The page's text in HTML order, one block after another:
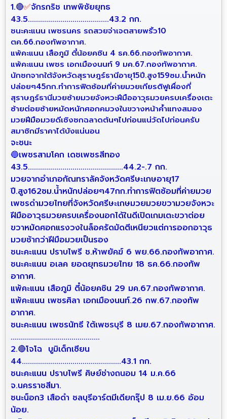
1.🔴✅จักรกริช เทพพิชัยยุทธ
43.5........................................43.2 กก.
ชนะคะแนน เพชรนคร รถสวยจ่าเจตสายพริ้ว10
ตค.66.กองทัพอากาศ.
แพ้คะแนน เสือภูมิ ตี๋น้อยคชิน 4 ธค.66.กองทัพอากาศ.
แพ้คะแนน เพชร เอกเมืองนนท์ 9 มค.67.กองทัพอากาศ.
นักชกจากใต้จังหวัดสุราษฎร์ธานีอายุ15ปี.สูง159ซม.น้ำหนัก
ปล่อยๆ45กก.ทำการฟิตซ้อมที่ค่ายมวยเกียรติฟูเผื่องที่
สุราษฎร์ธานีมวยซ้ายมวยจังหวะฝีมืออาวุธมวยครบเครื่องเตะ
ซ้ายต่อยซ้ายหมัดหนักศอกคมวงในขวางหน้าค้ำแทงสมอง
มวยฝีมือมวยดีเชิงชกฉลาดต้นๆไปก่อนแน่วัดไปก่อนครับ
สมาชิกมีราคาได้บังแน่นอน
จะชนะ
🔵เพชรสามโคก เดชเพชรสีทอง
43.5...............................................44.2-.7 กก.
มวยจากอำเภอกัณทราลัคจังหวัดศรีษะเกษอายุ17
ปี.สูง162ซม.น้ำหนักปล่อยๆ47กก.ทำการฟิตซ้อมที่ค่ายมวย
เพชรดำมวยไทยที่จังหวัดศรีษะเกษมวยมวยขวามวยจังหวะ
ฝีมืออาวุธมวยครบเครื่องนอกได้ในดีเปิดเกมเตะขวาต่อย
ขวาหมัดศอกแรงวงในล็อครัดมัดตีเหนียวแต่การออกอาวุธ
มวยช้ากว่าฝีมือมวยเป็นรอง
ชนะคะแนน ปราบไพรี ช.ห้าพยัคฆ์ 6 พย.66.กองทัพอากาศ.
ชนะคะแนน อเลค ยอดยุทธมวยไทย 18 ธค.66.กองทัพ
อากาศ.
แพ้คะแนน เสือภูมิ ตี๋น้อยคชิน 29 มค.67.กองทัพอากาศ.
แพ้คะแนน เพชรศิลา เอกเมืองนนท์.26 กพ.67.กองทัพ
อากาศ.
ชนะคะแนน เพชรนัทธี ใต้เพชรบุรี 8 เมย.67.กองทัพอากาศ.
............................................
2.🔴โจโฉ บูมิเด็กเซียน
44.................................................43.1 กก.
ชนะคะแนน ปราบไพรี ศิษย์ช่างถนอม 14 ม.ค.66
จ.นครราชสีมา.
ชนะน็อก3 เสือดำ ชลบุรีอาร์ตมีเดียกรุ๊ป 8 เม.ย.66 อ้อม
น้อย.